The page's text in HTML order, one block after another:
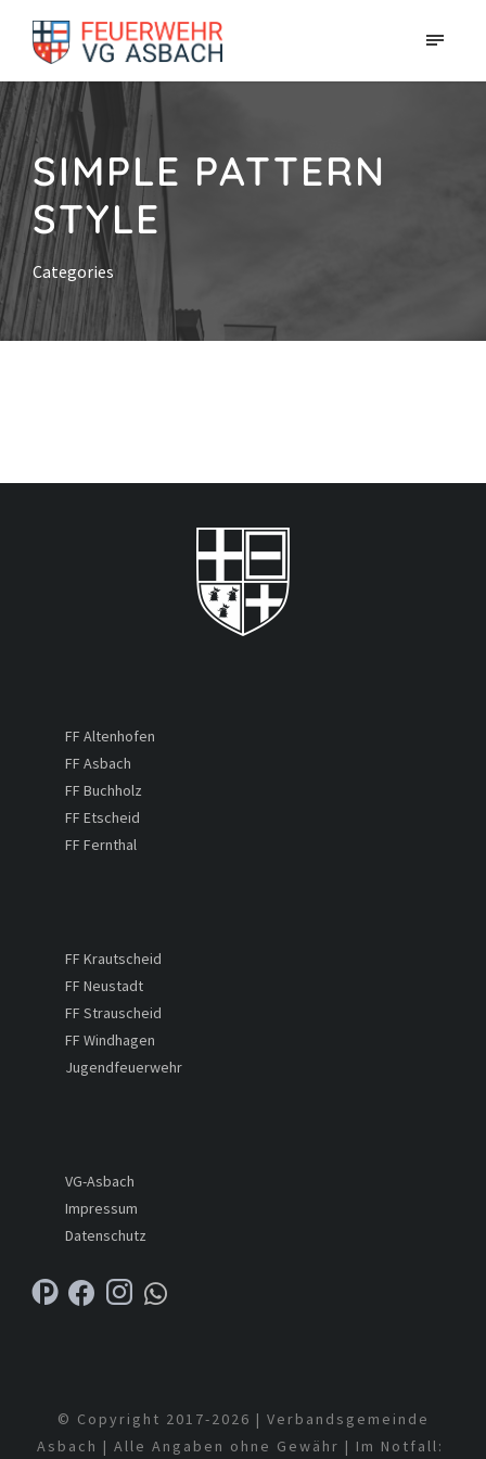
SIMPLE PATTERN
STYLE
Categories
FF Altenhofen
FF Asbach
FF Buchholz
FF Etscheid
FF Fernthal
FF Krautscheid
FF Neustadt
FF Strauscheid
FF Windhagen
Jugendfeuerwehr
VG-Asbach
Impressum
Datenschutz
© Copyright 2017-2026 | Verbandsgemeinde
Asbach | Alle Angaben ohne Gewähr | Im Notfall: